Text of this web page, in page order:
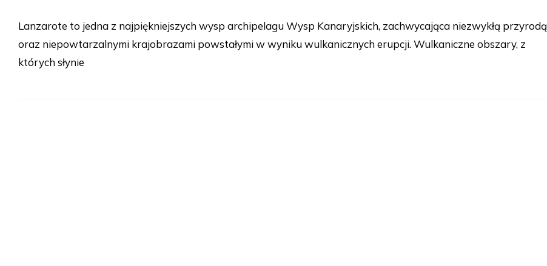
Lanzarote to jedna z najpiękniejszych wysp archipelagu Wysp Kanaryjskich, zachwycająca niezwykłą przyrodą
oraz niepowtarzalnymi krajobrazami powstałymi w wyniku wulkanicznych erupcji. Wulkaniczne obszary, z
których słynie